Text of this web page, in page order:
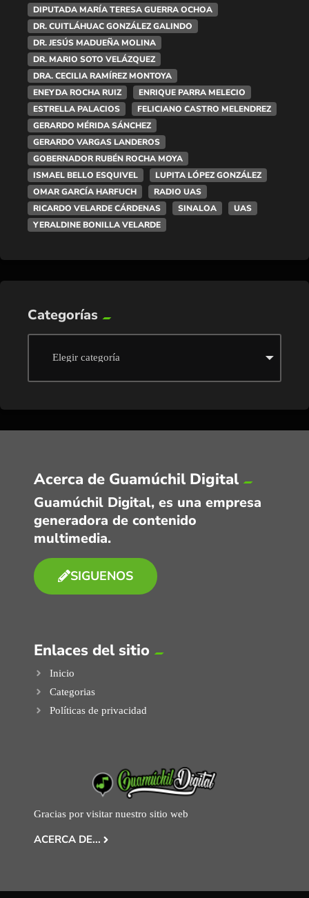
DIPUTADA MARÍA TERESA GUERRA OCHOA
DR. CUITLÁHUAC GONZÁLEZ GALINDO
DR. JESÚS MADUEÑA MOLINA
DR. MARIO SOTO VELÁZQUEZ
DRA. CECILIA RAMÍREZ MONTOYA
ENEYDA ROCHA RUIZ
ENRIQUE PARRA MELECIO
ESTRELLA PALACIOS
FELICIANO CASTRO MELENDREZ
GERARDO MÉRIDA SÁNCHEZ
GERARDO VARGAS LANDEROS
GOBERNADOR RUBÉN ROCHA MOYA
ISMAEL BELLO ESQUIVEL
LUPITA LÓPEZ GONZÁLEZ
OMAR GARCÍA HARFUCH
RADIO UAS
RICARDO VELARDE CÁRDENAS
SINALOA
UAS
YERALDINE BONILLA VELARDE
Categorías
Acerca de Guamúchil Digital
Guamúchil Digital, es una empresa
generadora de contenido
multimedia.
SIGUENOS
Enlaces del sitio
Inicio
Categorias
Políticas de privacidad
Gracias por visitar nuestro sitio web
ACERCA DE...